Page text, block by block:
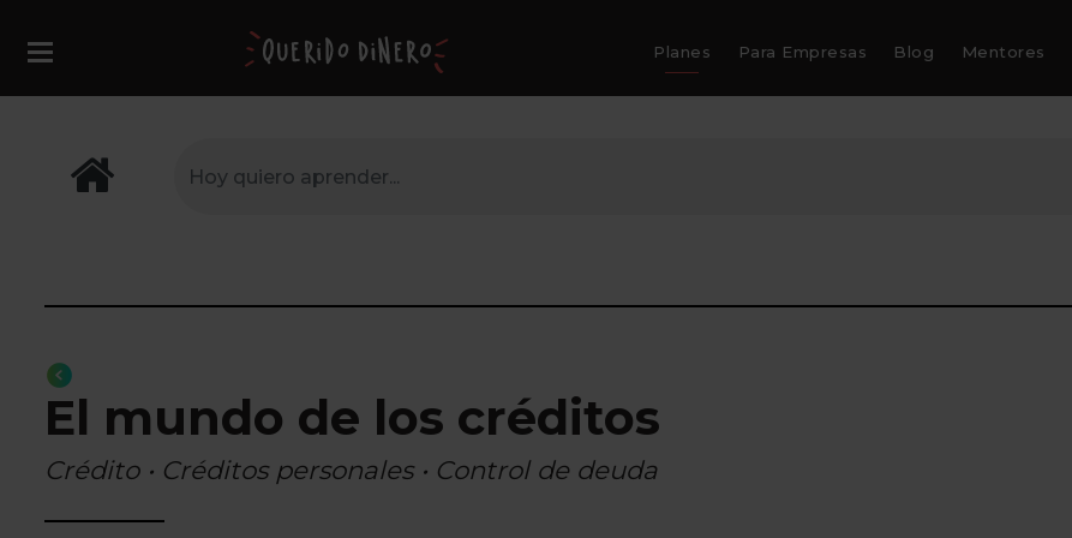
Planes Para Empresas Blog Mentores
El mundo de los créditos
Crédito • Créditos personales • Control de deuda